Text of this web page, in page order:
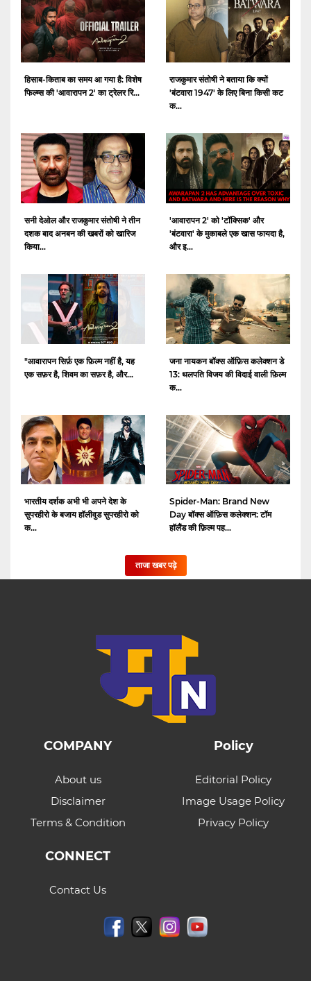
हिसाब-किताब का समय आ गया है: विशेष
फिल्म्स की 'आवारापन 2' का ट्रेलर रि...
राजकुमार संतोषी ने बताया कि क्यों
'बंटवारा 1947' के लिए बिना किसी कट
क...
सनी देओल और राजकुमार संतोषी ने तीन
दशक बाद अनबन की खबरों को खारिज
किया...
'आवारापन 2' को 'टॉक्सिक' और
'बंटवारा' के मुकाबले एक खास फायदा है,
और इ...
"आवारापन सिर्फ़ एक फ़िल्म नहीं है, यह
एक सफ़र है, शिवम का सफ़र है, और...
जना नायकन बॉक्स ऑफ़िस कलेक्शन डे
13: थलपति विजय की विदाई वाली फ़िल्म
क...
भारतीय दर्शक अभी भी अपने देश के
सुपरहीरो के बजाय हॉलीवुड सुपरहीरो को
क...
Spider-Man: Brand New
Day बॉक्स ऑफ़िस कलेक्शन: टॉम
हॉलैंड की फ़िल्म पह...
ताजा खबर पढ़े
COMPANY
About us
Disclaimer
Terms & Condition
Policy
Editorial Policy
Image Usage Policy
Privacy Policy
CONNECT
Contact Us